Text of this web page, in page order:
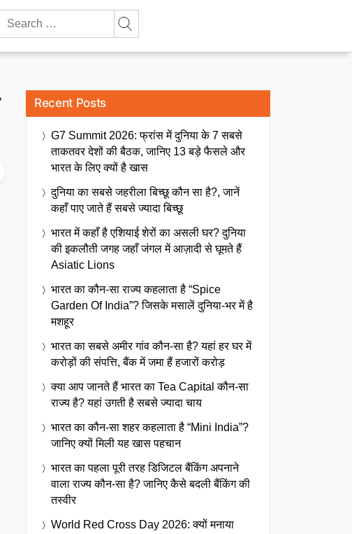
Search
Recent Posts
G7 Summit 2026: फ्रांस में दुनिया के 7 सबसे
ताकतवर देशों की बैठक, जानिए 13 बड़े फैसले और
भारत के लिए क्यों है खास
दुनिया का सबसे जहरीला बिच्छू कौन सा है?, जानें
कहाँ पाए जाते हैं सबसे ज्यादा बिच्छू
भारत में कहाँ है एशियाई शेरों का असली घर? दुनिया
की इकलौती जगह जहाँ जंगल में आज़ादी से घूमते हैं
Asiatic Lions
भारत का कौन-सा राज्य कहलाता है “Spice
Garden Of India”? जिसके मसालें दुनिया-भर में है
मशहूर
भारत का सबसे अमीर गांव कौन-सा है? यहां हर घर में
करोड़ों की संपत्ति, बैंक में जमा हैं हजारों करोड़
क्या आप जानते हैं भारत का Tea Capital कौन-सा
राज्य है? यहां उगती है सबसे ज्यादा चाय
भारत का कौन-सा शहर कहलाता है “Mini India”?
जानिए क्यों मिली यह खास पहचान
भारत का पहला पूरी तरह डिजिटल बैंकिंग अपनाने
वाला राज्य कौन-सा है? जानिए कैसे बदली बैंकिंग की
तस्वीर
World Red Cross Day 2026: क्यों मनाया